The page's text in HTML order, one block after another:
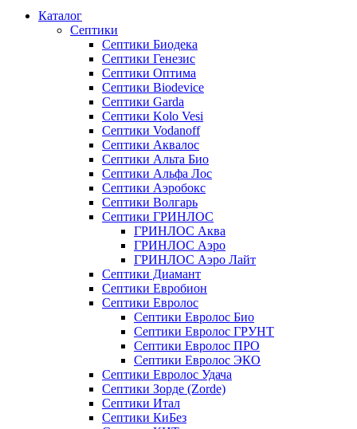
Каталог
Септики
Септики Биодека
Септики Генезис
Септики Оптима
Септики Biodevice
Септики Garda
Септики Kolo Vesi
Септики Vodanoff
Септики Аквалос
Септики Альта Био
Септики Альфа Лос
Септики Аэробокс
Септики Волгарь
Септики ГРИНЛОС
ГРИНЛОС Аква
ГРИНЛОС Аэро
ГРИНЛОС Аэро Лайт
Септики Диамант
Септики Евробион
Септики Евролос
Септики Евролос Био
Септики Евролос ГРУНТ
Септики Евролос ПРО
Септики Евролос ЭКО
Септики Евролос Удача
Септики Зорде (Zorde)
Септики Итал
Септики КиБез